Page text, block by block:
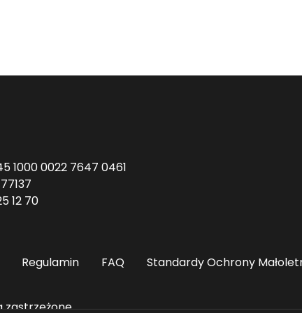
1000 0022 7647 0461
12 70
Regulamin FAQ Standardy Ochrony
zastrzeżone.